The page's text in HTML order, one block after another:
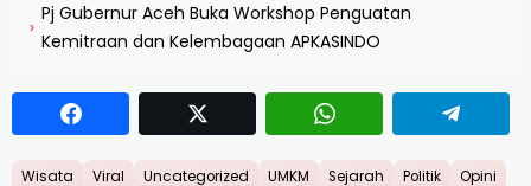
›
Pj Gubernur Aceh Buka Workshop Penguatan
Kemitraan dan Kelembagaan APKASINDO
Wisata Viral Uncategorized UMKM Sejarah Politik
Opini